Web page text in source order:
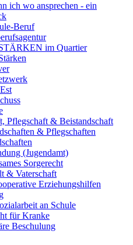
ich wo ansprechen - ein
Beruf
im Quartier
Pflegschaft & Beistandschaft
& Pflegschaften
(Jugendamt)
Sorgerecht
& Vaterschaft
Erziehungshilfen
an Schule
für Kranke
Beschulung